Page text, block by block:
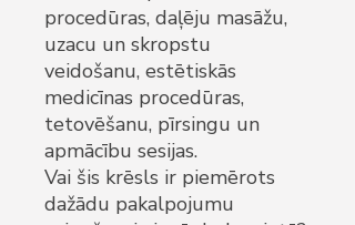
procedūras, daļēju masāžu,
uzacu un skropstu
veidošanu, estētiskās
medicīnas procedūras,
tetovēšanu, pīrsingu un
apmācību sesijas.
Vai šis krēsls ir piemērots
dažādu pakalpojumu